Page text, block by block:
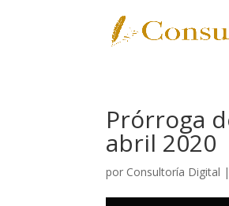
Prórroga
abril 2020
por Consultoría Digital